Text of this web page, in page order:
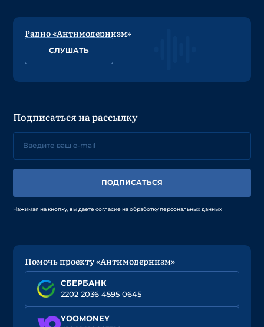
Радио «Антимодернизм»
СЛУШАТЬ
Подписаться на рассылку
ПОДПИСАТЬСЯ
Нажимая на кнопку, вы даете согласие на обработку персональных данных
Помочь проекту «Антимодернизм»
СБЕРБАНК
2202 2036 4595 0645
YOOMONEY